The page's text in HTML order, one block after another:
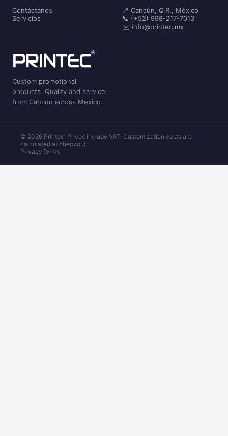
Contáctanos
Servicios
📍 Cancún, Q.R., México
📞 (+52) 998-217-7013
✉️ info@printec.mx
Custom promotional
products. Quality and service
from Cancún across Mexico.
© 2026 Printec. Prices include VAT. Customization costs are
calculated at checkout.
PrivacyTerms